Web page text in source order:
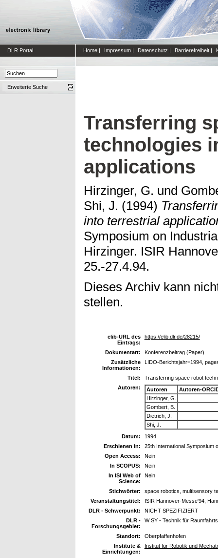
DLR Portal Home | Impressum | Datenschutz | Barrierefreiheit |
Erweiterte Suche
Transferring
technologies
applications
Hirzinger, G. und
Shi, J. (1994)
into terrestrial
Symposium on
Hirzinger. ISIR
25.-27.4.94.
Dieses Archiv kann
stellen.
elib-URL des
Eintrags:
https://elib.dlr.de/28215/
Dokumentart:
Konferenzbeitrag (Paper)
Zusätzliche
Informationen:
LIDO-Berichtsjahr=1994,
Titel:
Transferring space robot
Autoren:
Autoren
Autoren-
Hirzinger, G.
Gombert, B.
Dietrich, J.
Shi, J.
Datum:
1994
Erschienen in:
25th International Symposium
Open Access:
Nein
In SCOPUS:
Nein
In ISI Web of
Science:
Nein
Stichwörter:
space robotics, multisensory
Veranstaltungstitel:
ISIR Hannover-Messe'94,
DLR - Schwerpunkt:
NICHT SPEZIFIZIERT
DLR -
Forschungsgebiet:
W SY - Technik für
Standort:
Oberpfaffenhofen
Institute &
Einrichtungen:
Institut für Robotik und